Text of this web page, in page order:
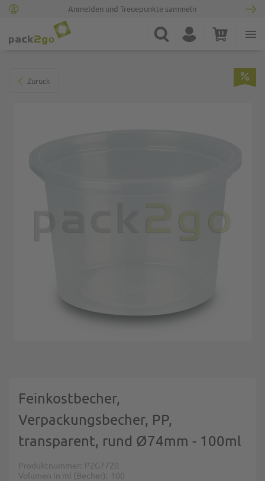
Anmelden und Treuepunkte sammeln
Suche Konto Warenkorb
Zurück
Feinkostbecher,
Verpackungsbecher, PP,
transparent, rund Ø74mm - 100ml
Produktnummer P2G7720
Volumen in ml (Becher)
100